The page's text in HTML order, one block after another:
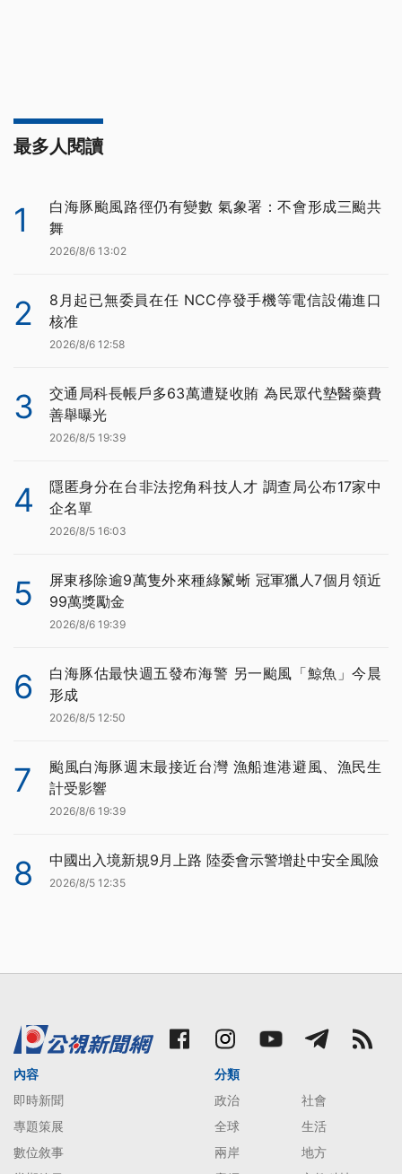
最多人閱讀
1
白海豚颱風路徑仍有變數 氣象署：不會形成三颱共
舞
2026/8/6 13:02
2
8月起已無委員在任 NCC停發手機等電信設備進口
核准
2026/8/6 12:58
3
交通局科長帳戶多63萬遭疑收賄 為民眾代墊醫藥費
善舉曝光
2026/8/5 19:39
4
隱匿身分在台非法挖角科技人才 調查局公布17家中
企名單
2026/8/5 16:03
5
屏東移除逾9萬隻外來種綠鬣蜥 冠軍獵人7個月領近
99萬獎勵金
2026/8/6 19:39
6
白海豚估最快週五發布海警 另一颱風「鯨魚」今晨
形成
2026/8/5 12:50
7
颱風白海豚週末最接近台灣 漁船進港避風、漁民生
計受影響
2026/8/6 19:39
8 中國出入境新規9月上路 陸委會示警增赴中安全風險
2026/8/5 12:35
內容
即時新聞
專題策展
數位敘事
分類
政治
社會
全球
生活
兩岸
地方